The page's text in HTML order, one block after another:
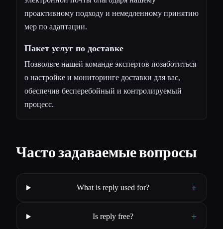
проактивному подходу и немедленному принятию
мер по адаптации.
Пакет услуг по доставке
Позвольте нашей команде экспертов позаботиться
о настройке и мониторинге доставки для вас,
обеспечив бесперебойный и контролируемый
процесс.
Часто задаваемые вопросы
What is reply used for? +
Is reply free? +